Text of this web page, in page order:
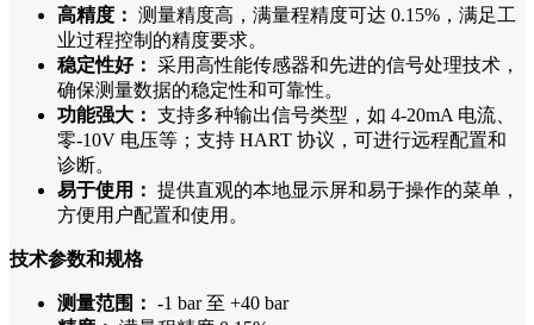
高精度： 测量精度高，满量程精度可达 0.15%，满足工
业过程控制的精度要求。
稳定性好： 采用高性能传感器和先进的信号处理技术，
确保测量数据的稳定性和可靠性。
功能强大： 支持多种输出信号类型，如 4-20mA 电流、
零-10V 电压等；支持 HART 协议，可进行远程配置和
诊断。
易于使用： 提供直观的本地显示屏和易于操作的菜单，
方便用户配置和使用。
技术参数和规格
测量范围： -1 bar 至 +40 bar